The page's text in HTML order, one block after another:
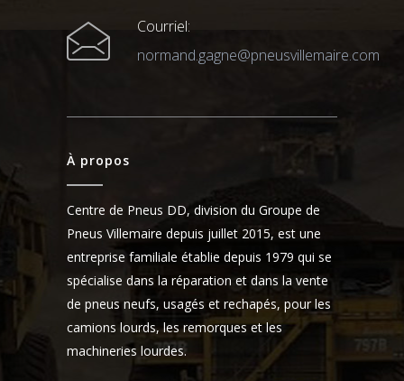
Courriel:
normand.gagne@pneusvillemaire.com
À propos
Centre de Pneus DD, division du Groupe de
Pneus Villemaire depuis juillet 2015, est une
entreprise familiale établie depuis 1979 qui se
spécialise dans la réparation et dans la vente
de pneus neufs, usagés et rechapés, pour les
camions lourds, les remorques et les
machineries lourdes.